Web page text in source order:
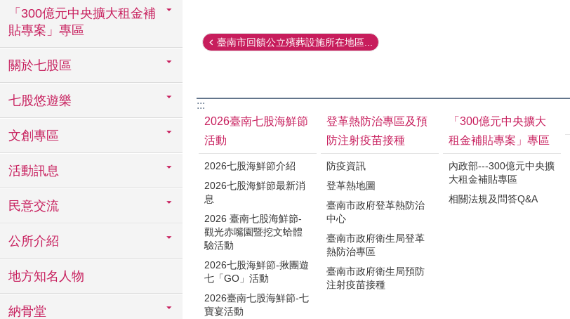
「300億元中央擴大租金補
貼專案」專區
關於七股區
七股悠遊樂
文創專區
活動訊息
民意交流
公所介紹
地方知名人物
納骨堂
臺南市回饋公立殯葬設施所在地區...
:::
2026臺南七股海鮮節
活動
2026七股海鮮節介紹
2026七股海鮮節最新消
息
2026 臺南七股海鮮節-
觀光赤嘴園暨挖文蛤體
驗活動
2026七股海鮮節-揪團遊
七「GO」活動
2026臺南七股海鮮節-七
寶宴活動
登革熱防治專區及預
防注射疫苗接種
防疫資訊
登革熱地圖
臺南市政府登革熱防治
中心
臺南市政府衛生局登革
熱防治專區
臺南市政府衛生局預防
注射疫苗接種
「300億元中央擴大
租金補貼專案」專區
內政部---300億元中央擴
大租金補貼專區
相關法規及問答Q&A